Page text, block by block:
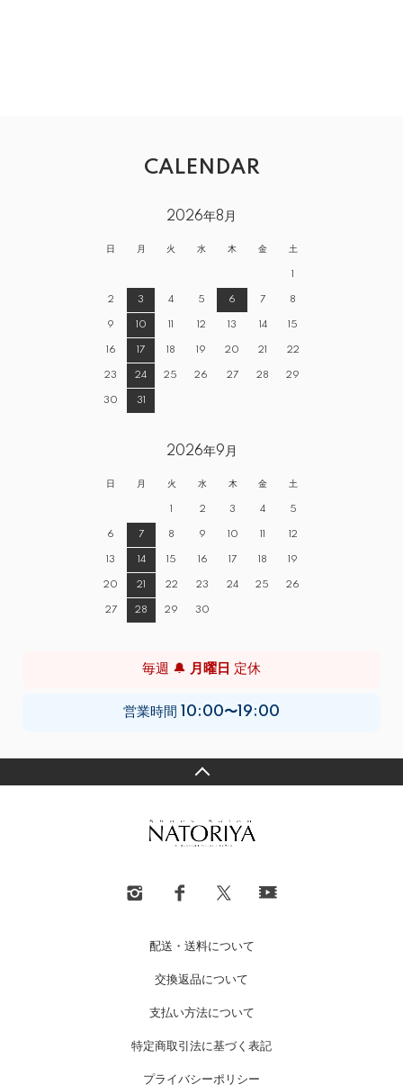
CALENDAR
2026年8月
日 月 火 水 木 金 土
2 3 4 5 6 7 8
9 10 12 13 14 15
16 17 18 19 20 21 22
23 24 25 26 27 28 29
30 31
2026年9月
日 月 火 水 木 金 土
2 3 4 5
6 7 8 9 10 12
13 14 15 16 17 18 19
20 21 22 23 24 25 26
27 28 29 30
毎週 🔔 月曜日 定休
営業時間 10:00〜19:00
配送・送料について
交換返品について
支払い方法について
特定商取引法に基づく表記
プライバシーポリシー